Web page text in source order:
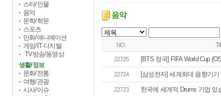
스타/인물
음악
문학/학문
스포츠
만화/애니메이션
게임/IT·디지털
TV방송/동영상
생활/정보
문화/전통
여행/관광
시사/이슈
음악
NO.
22725 [BTS 정국] FIFA World Cup
22724 [삼성전자] 세계최대 음향기
22723 한국에 세계적 Drums 기업 있